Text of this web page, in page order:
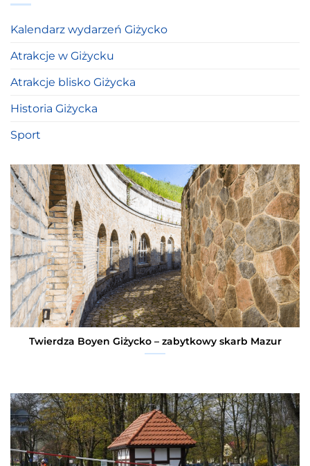
Kalendarz wydarzeń Giżycko
Atrakcje w Giżycku
Atrakcje blisko Giżycka
Historia Giżycka
Sport
Twierdza Boyen Giżycko – zabytkowy skarb Mazur